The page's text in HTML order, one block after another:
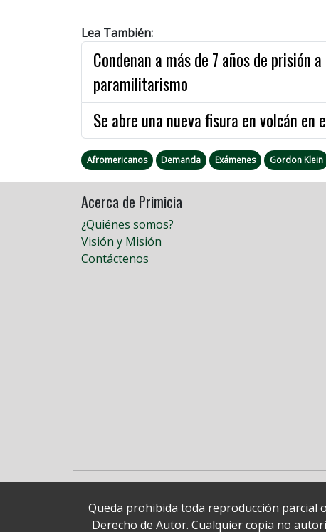
Lea También:
Condenan a más de 7 años de prisión
paramilitarismo
Se abre una nueva fisura en volcán en
Afromericanos Demanda Exámenes Gordon Klein
Acerca de Primicia
¿Quiénes somos?
Visión y Misión
Contáctenos
Queda prohibida toda reproducción parcial
Derecho de Autor. Cualquier copia no